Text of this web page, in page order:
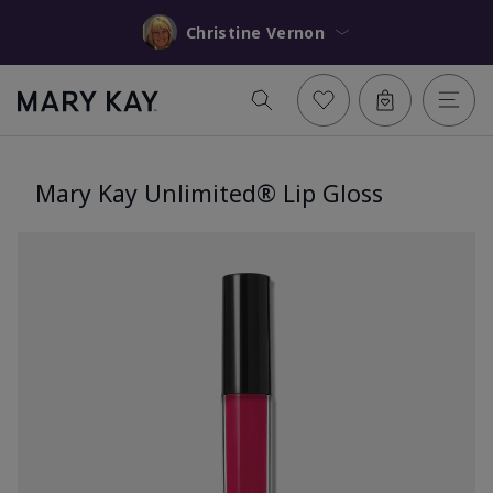
Christine Vernon
Mary Kay Unlimited® Lip Gloss